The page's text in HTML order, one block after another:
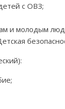
с ОВЗ;
молодым